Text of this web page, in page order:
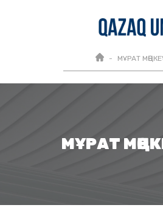
МҰРАТ
МҰРАТ